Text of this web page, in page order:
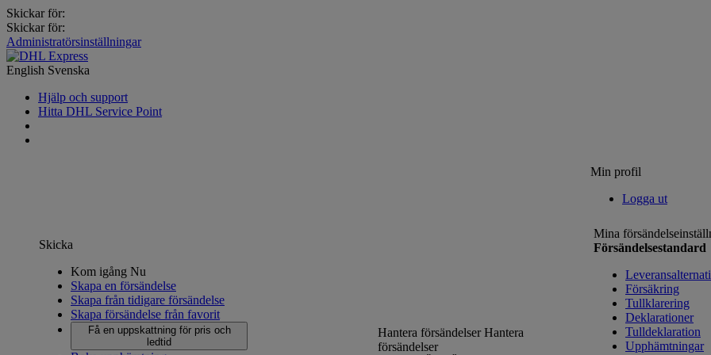
Skickar för:
Skickar för:
Administratörsinställningar
English Svenska
Hjälp och support
Hitta DHL Service Point
Min profil
Logga ut
Skicka
Kom igång Nu
Skapa en försändelse
Skapa från tidigare försändelse
Skapa försändelse från favorit
Få en uppskattning för pris och
ledtid
Hantera försändelserHantera
försändelser
Mina
Försändelsestandard
Försäkring
Tullklarering
Deklarationer
Tulldeklaration
Upphämtningar